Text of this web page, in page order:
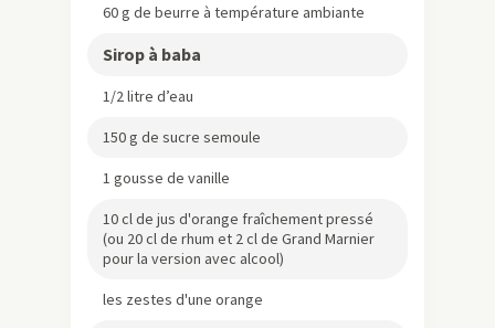
60 g de beurre à température ambiante
Sirop à baba
1/2 litre d’eau
150 g de sucre semoule
1 gousse de vanille
10 cl de jus d'orange fraîchement pressé
(ou 20 cl de rhum et 2 cl de Grand Marnier
pour la version avec alcool)
les zestes d'une orange